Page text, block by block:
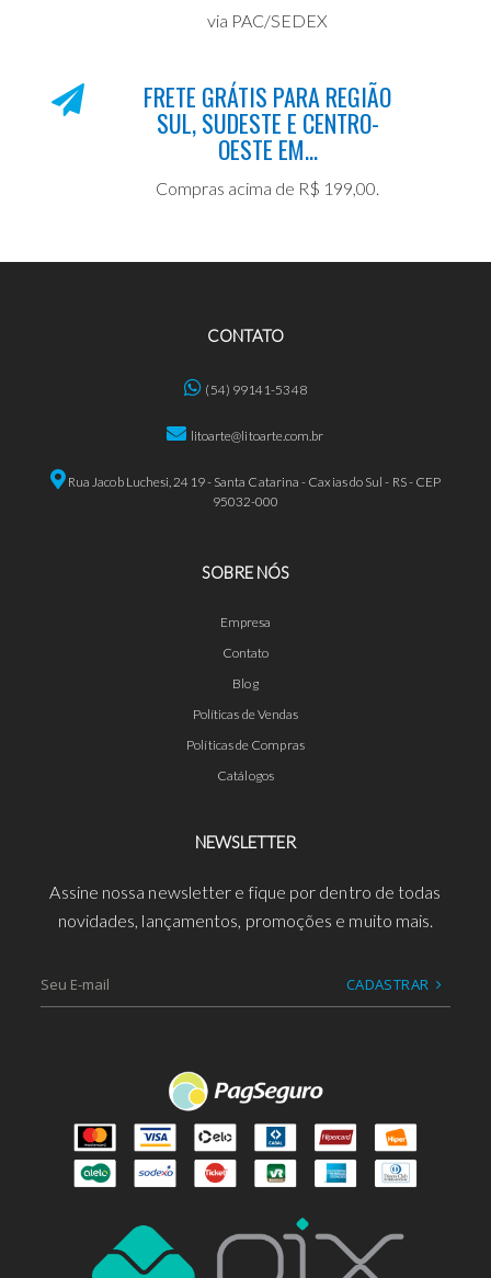
via PAC/SEDEX
FRETE GRÁTIS PARA REGIÃO
SUL, SUDESTE E CENTRO-
OESTE EM...
Compras acima de R$ 199,00.
CONTATO
(54) 99141-5348
litoarte@litoarte.com.br
Rua Jacob Luchesi, 2419 - Santa Catarina - Caxias do Sul - RS - CEP
95032-000
SOBRE NÓS
Empresa
Contato
Blog
Políticas de Vendas
Políticas de Compras
Catálogos
NEWSLETTER
Assine nossa newsletter e fique por dentro de todas
novidades, lançamentos, promoções e muito mais.
CADASTRAR